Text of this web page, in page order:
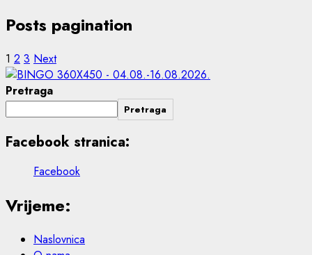
Posts pagination
1 2 3 Next
Pretraga
Pretraga
Facebook stranica:
Facebook
Vrijeme:
Naslovnica